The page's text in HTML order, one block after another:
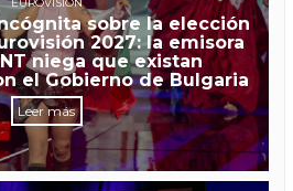
sobre la elección
2027: la emisora
niega que existan
el Gobierno de Bulgaria
Leer más